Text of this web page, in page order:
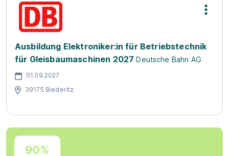
Ausbildung Elektroniker:in für Betriebstechnik
für Gleisbaumaschinen 2027 Deutsche Bahn AG
01.09.2027
39175 Biederitz
90%